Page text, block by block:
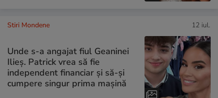
Stiri Mondene 12 iul.
Unde s-a angajat fiul Geaninei
Ilieș. Patrick vrea să fie
independent financiar și să-și
cumpere singur prima mașină